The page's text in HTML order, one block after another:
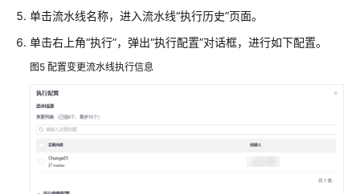
单击流水线名称，进入流水线“执行历史”页面。
单击右上角“执行”，弹出“执行配置”对话框，进行如下配置。
图5 配置变更流水线执行信息